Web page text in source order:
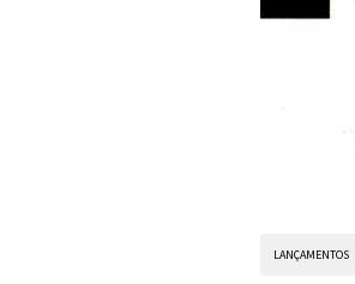
LANÇAMENTOS